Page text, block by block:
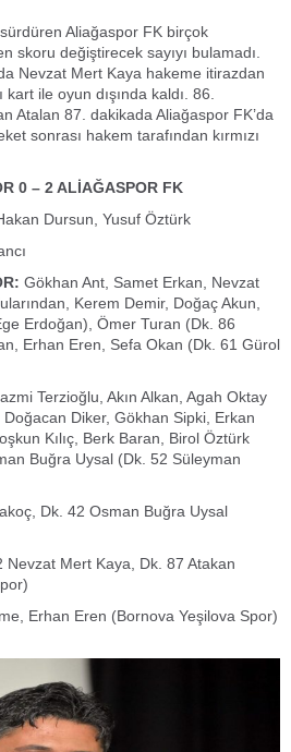
Aliağaspor FK birçok
skoru değiştirecek sayıyı bulamadı.
Nevzat Mert Kaya hakeme itirazdan
ile oyun dışında kaldı. 86.
Atalan 87. dakikada Aliağaspor FK’da
sonrası hakem tarafından kırmızı
0 – 2 ALİAĞASPOR FK
Dursun, Yusuf Öztürk
Gökhan Ant, Samet Erkan, Nevzat
Kerem Demir, Doğaç Akun,
Erdoğan), Ömer Turan (Dk. 86
Erhan Eren, Sefa Okan (Dk. 61 Gürol
Terzioğlu, Akın Alkan, Agah Oktay
Doğacan Diker, Gökhan Sipki, Erkan
Kılıç, Berk Baran, Birol Öztürk
Buğra Uysal (Dk. 52 Süleyman
Dk. 42 Osman Buğra Uysal
Nevzat Mert Kaya, Dk. 87 Atakan
Erhan Eren (Bornova Yeşilova Spor)